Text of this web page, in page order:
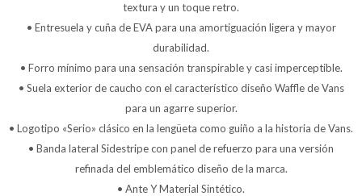
textura y un toque retro.
• Entresuela y cuña de EVA para una amortiguación ligera y mayor
durabilidad.
• Forro mínimo para una sensación transpirable y casi imperceptible.
• Suela exterior de caucho con el característico diseño Waffle de Vans
para un agarre superior.
• Logotipo «Serio» clásico en la lengüeta como guiño a la historia de Vans.
• Banda lateral Sidestripe con panel de refuerzo para una versión
refinada del emblemático diseño de la marca.
• Ante Y Material Sintético.